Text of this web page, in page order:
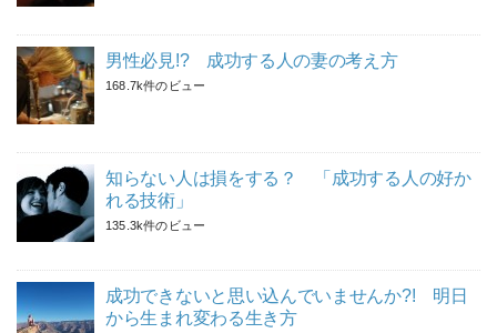
男性必見!? 成功する人の妻の考え方
168.7k件のビュー
知らない人は損をする？ 「成功する人の好か
れる技術」
135.3k件のビュー
成功できないと思い込んでいませんか?! 明日
から生まれ変わる生き方